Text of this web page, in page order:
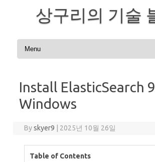
상구리의 기술
Skip to content
Install ElasticSearch
Windows
Byskyer9 2025년 10월 26일
Table of Contents